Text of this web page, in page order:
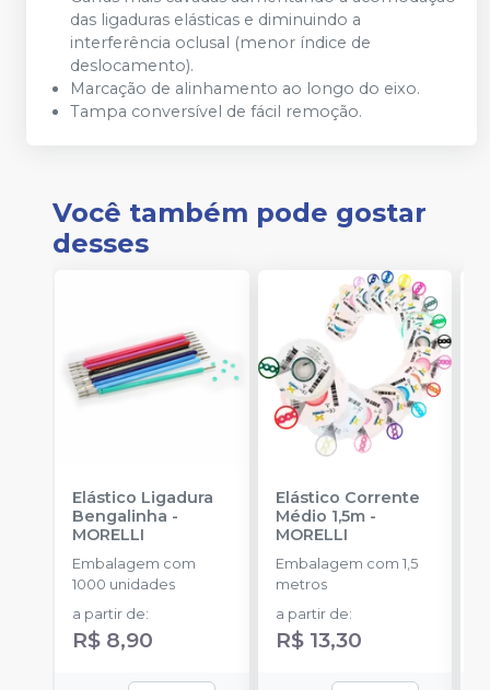
das ligaduras elásticas e diminuindo a
interferência oclusal (menor índice de
deslocamento).
Marcação de alinhamento ao longo do eixo.
Tampa conversível de fácil remoção.
Você também pode gostar
desses
Elástico Ligadura
Bengalinha -
MORELLI
Embalagem com
1000 unidades
a partir de:
R$ 8,90
Elástico Corrente
Médio 1,5m-
MORELLI
Embalagem com 1,5
metros
a partir de:
R$ 13,30